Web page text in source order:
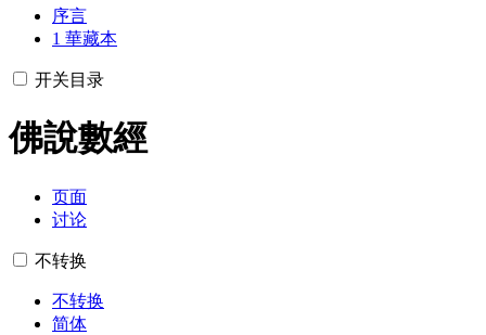
序言
1 華藏本
开关目录
佛說數經
页面
讨论
不转换
不转换
简体